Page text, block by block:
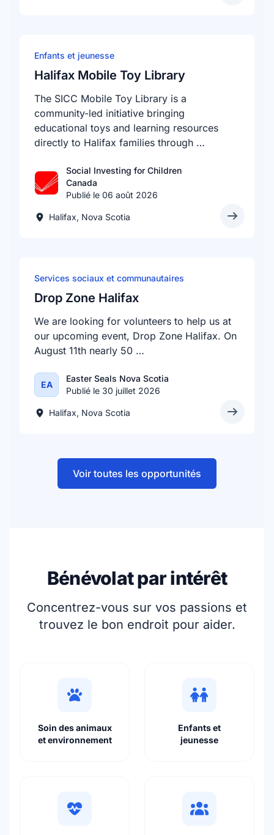
Enfants et jeunesse
Halifax Mobile Toy Library
The SICC Mobile Toy Library is a
community-led initiative bringing
educational toys and learning resources
directly to Halifax families through …
Social Investing for Children
Canada
Publié le 06 août 2026
Halifax, Nova Scotia
Services sociaux et communautaires
Drop Zone Halifax
We are looking for volunteers to help us at
our upcoming event, Drop Zone Halifax. On
August 11th nearly 50 …
EA
Easter Seals Nova Scotia
Publié le 30 juillet 2026
Halifax, Nova Scotia
Voir toutes les opportunités
Bénévolat par intérêt
Concentrez-vous sur vos passions et
trouvez le bon endroit pour aider.
Soin des animaux
et environnement
Enfants et
jeunesse